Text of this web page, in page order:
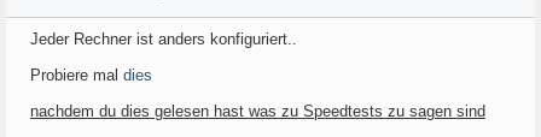
Jeder Rechner ist anders konfiguriert..
Probiere mal dies
nachdem du dies gelesen hast was zu Speedtests zu sagen sind